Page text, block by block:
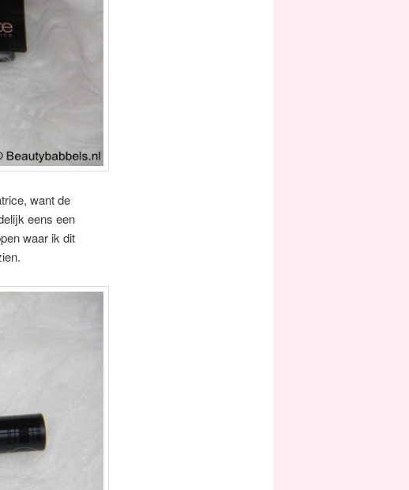
want de
eens een
waar ik dit